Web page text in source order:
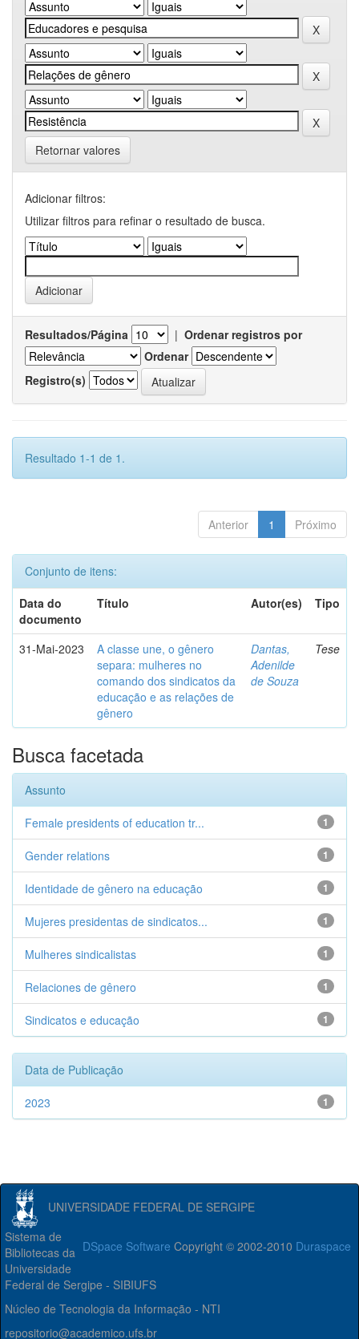
Retornar valores
Adicionar filtros:
Utilizar filtros para refinar o resultado de busca.
Resultados/Página | Ordenar registros por
Ordenar
Registro(s)
Resultado 1-1 de 1.
Anterior 1 Próximo
Conjunto de itens:
Data do
documento
Título Autor(es) Tipo
31-Mai-2023
A classe une, o gênero
separa: mulheres no
comando dos sindicatos da
educação e as relações de
gênero
Dantas,
Adenilde
de Souza
Tese
Busca facetada
Assunto
1
Female presidents of education tr...
1
Gender relations
1
Identidade de gênero na educação
1
Mujeres presidentas de sindicatos...
1
Mulheres sindicalistas
1
Relaciones de gênero
1
Sindicatos e educação
Data de Publicação
1
2023
UNIVERSIDADE FEDERAL DE SERGIPE
DSpace Software Copyright © 2002-2010 Duraspace
Sistema de
Bibliotecas da
Universidade
Federal de Sergipe - SIBIUFS
Núcleo de Tecnologia da Informação - NTI
repositorio@academico.ufs.br